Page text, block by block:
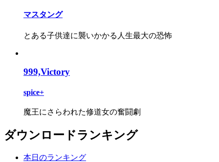
マスタング
とある子供達に襲いかかる人生最大の恐怖
999,Victory
spice+
魔王にさらわれた修道女の奮闘劇
ダウンロードランキング
本日のランキング